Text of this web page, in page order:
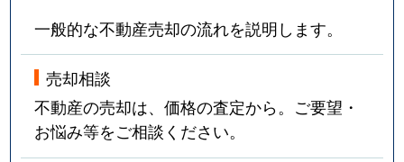
一般的な不動産売却の流れを説明します。
売却相談
不動産の売却は、価格の査定から。ご要望・
お悩み等をご相談ください。